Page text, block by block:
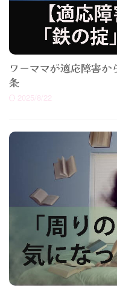
ワーママが適応障害
条
2025/8/22